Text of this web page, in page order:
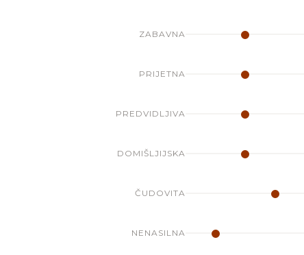
ZABAVNA
PRIJETNA
PREDVIDLJIVA
DOMIŠLJIJSKA
ČUDOVITA
NENASILNA